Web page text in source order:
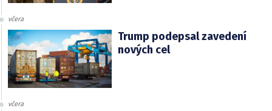
včera
Trump podepsal zavedení
nových cel
včera